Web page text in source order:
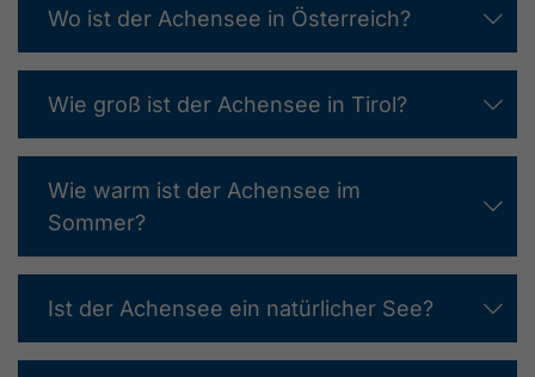
Wo ist der Achensee in Österreich?
Wie groß ist der Achensee in Tirol?
Wie warm ist der Achensee im
Sommer?
Ist der Achensee ein natürlicher See?